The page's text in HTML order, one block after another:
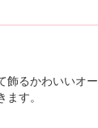
飾るかわいいオー
す。